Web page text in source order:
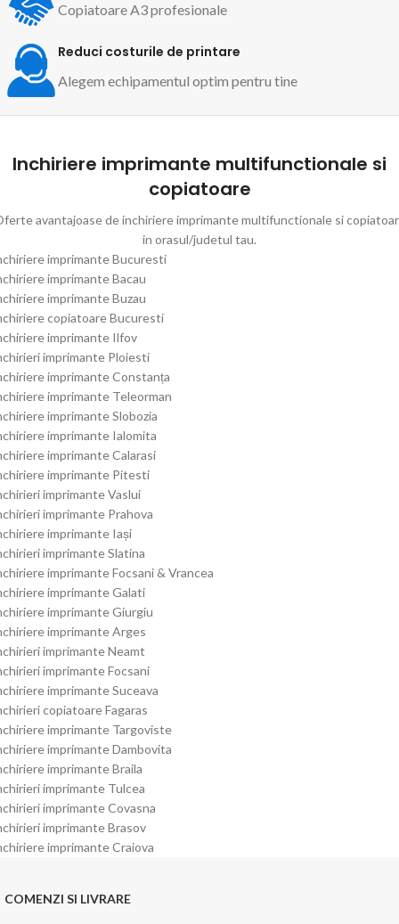
Copiatoare A3 profesionale
Reduci costurile de printare
Alegem echipamentul optim pentru tine
Inchiriere imprimante multifunctionale si
copiatoare
avantajoase de inchiriere imprimante multifunctionale si
in orasul/judetul tau.
imprimante Bucuresti
imprimante Bacau
imprimante Buzau
copiatoare Bucuresti
imprimante Ilfov
imprimante Ploiesti
imprimante Constanța
imprimante Teleorman
imprimante Slobozia
imprimante Ialomita
imprimante Calarasi
imprimante Pitesti
imprimante Vaslui
imprimante Prahova
imprimante Iași
imprimante Slatina
imprimante Focsani & Vrancea
imprimante Galati
imprimante Giurgiu
imprimante Arges
imprimante Neamt
imprimante Focsani
imprimante Suceava
copiatoare Fagaras
imprimante Targoviste
imprimante Dambovita
imprimante Braila
imprimante Tulcea
imprimante Covasna
imprimante Brasov
imprimante Craiova
COMENZI SI LIVRARE